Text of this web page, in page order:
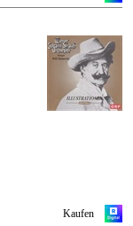
Kaufen